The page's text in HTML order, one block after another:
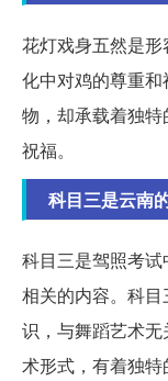
花灯戏身五然是
化中对鸡的尊重
物，却承载着独
祝福。
科目三是云南
科目三是驾照考
相关的内容。科
识，与舞蹈艺术
术形式，有着独特